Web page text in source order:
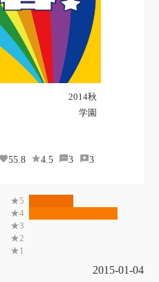
2014秋
学園
55.8 4.5 3 3
2015-01-04